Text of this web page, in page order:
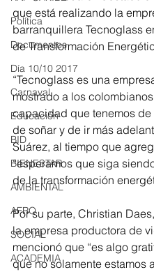
Política
Documentos
Día 10/10 2017
Carnaval
Educación
BID
BIENESTAR
AMBIENTAL
AFRO
SOCIAL
ACADEMIA
que está realizando la
barranquillera Tecnoglass
de Transformación
“Tecnoglass es una
mostrado a los
capacidad que tenemos de
de soñar y de ir más
Suárez, al tiempo que
“esperamos que siga
de la transformación
Por su parte, Christian
la empresa productora de
mencionó que “es algo
que no solamente estamos